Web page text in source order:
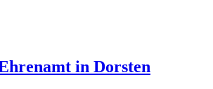
in Dorsten